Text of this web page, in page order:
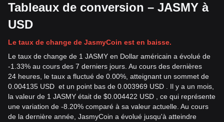
Tableaux de conversion – JASMY à
USD
Le taux de change de JasmyCoin est en baisse.
Le taux de change de 1 JASMY en Dollar américain a évolué de
-1.33% au cours des 7 derniers jours. Au cours des dernières
24 heures, le taux a fluctué de 0.00%, atteignant un sommet de
0.004135 USD et un point bas de 0.003969 USD . Il y a un mois,
la valeur de 1 JASMY était de $0.004422 USD , ce qui représente
une variation de -8.20% comparé à sa valeur actuelle. Au cours
de la dernière année, JasmyCoin a évolué jusqu'à atteindre